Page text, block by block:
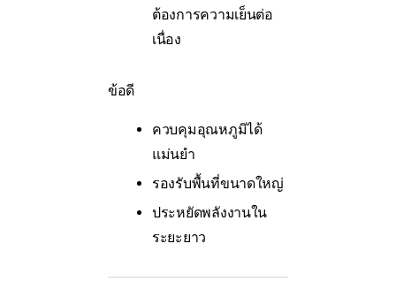
ต้องการความเย็นต่อ
เนื่อง
ข้อดี
ควบคุมอุณหภูมิได้
แม่นยำ
รองรับพื้นที่ขนาดใหญ่
ประหยัดพลังงานใน
ระยะยาว